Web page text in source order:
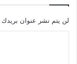
لن يتم نشر عنوان بريدك